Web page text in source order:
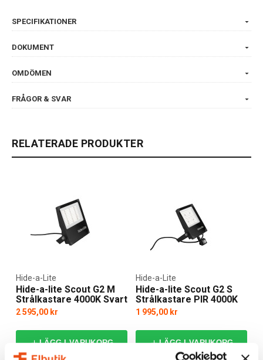
SPECIFIKATIONER
DOKUMENT
OMDÖMEN
FRÅGOR & SVAR
RELATERADE PRODUKTER
Hide-a-lite Scout G2 M
Strålkastare 4000K Svart
Hide-a-Lite
2 595,00 kr
LÄGG I VARUKORG
Hide-a-lite Scout G2 S
Strålkastare PIR 4000K
Svart
Hide-a-Lite
1 995,00 kr
LÄGG I VARUKORG